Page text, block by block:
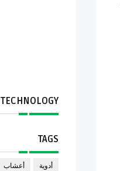
TECHNOLOGY
TAGS
أدوية أعشاب